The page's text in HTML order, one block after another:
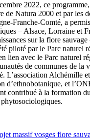
2022, ce
de Natura 2000 et par les
Franche-Comté, a
– Alsace, Lorraine et
sur la flore
piloté par le Parc naturel
lien avec le Parc naturel
de communes de la
L’association Alchémille
d’ethnobotanique, et
contribué à la formation